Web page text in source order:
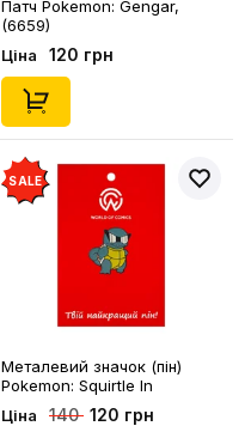
Патч Pokemon: Gengar,
(6659)
Ціна 120 грн
SALE
Металевий значок (пін)
Pokemon: Squirtle In
Sunglasses, (10964)
Ціна 140 120 грн